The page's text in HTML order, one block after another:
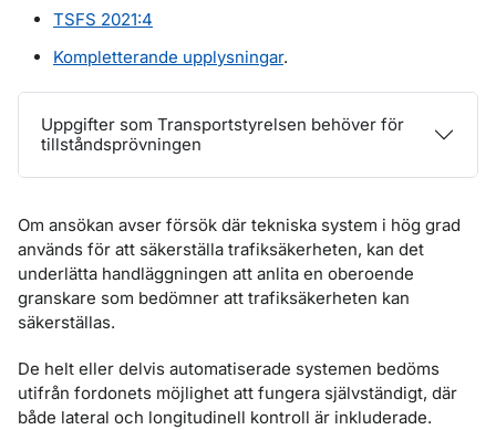
TSFS 2021:4
Kompletterande upplysningar.
Uppgifter som Transportstyrelsen behöver för
tillståndsprövningen
Om ansökan avser försök där tekniska system i hög grad
används för att säkerställa trafiksäkerheten, kan det
underlätta handläggningen att anlita en oberoende
granskare som bedömner att trafiksäkerheten kan
säkerställas.
De helt eller delvis automatiserade systemen bedöms
utifrån fordonets möjlighet att fungera självständigt, där
både lateral och longitudinell kontroll är inkluderade.